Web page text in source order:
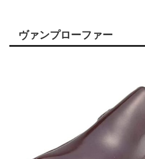
ヴァンプローファー